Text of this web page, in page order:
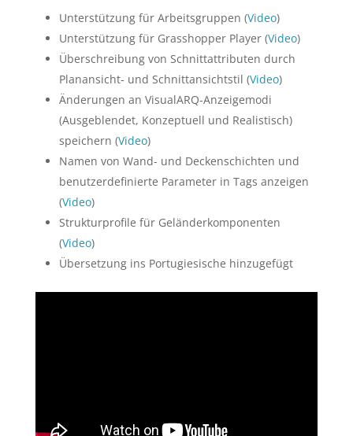
Unterstützung für Arbeitsgruppen (Video)
Unterstützung für Grasshopper Player (Video)
Überschreibung von Schnittattributen durch
Planansicht- und Schnittansichtstil (Video)
Änderungen an VisualARQ-Anzeigemodi
(Ausgeblendet, Konzeptuell und Realistisch)
speichern (Video)
Namen von Wand- und Deckenschichten und
benutzerdefinierte Parameter in Tags anzeigen
(Video)
Strukturprofile für Geländerkomponenten
(Video)
Übersetzung ins Portugiesische hinzugefügt